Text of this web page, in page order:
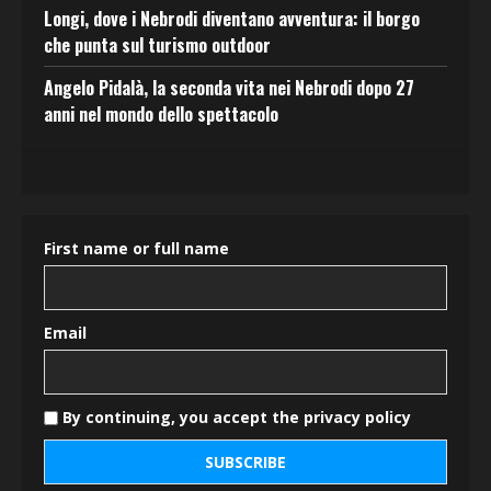
Longi, dove i Nebrodi diventano avventura: il borgo
che punta sul turismo outdoor
Angelo Pidalà, la seconda vita nei Nebrodi dopo 27
anni nel mondo dello spettacolo
First name or full name
Email
By continuing, you accept the privacy policy